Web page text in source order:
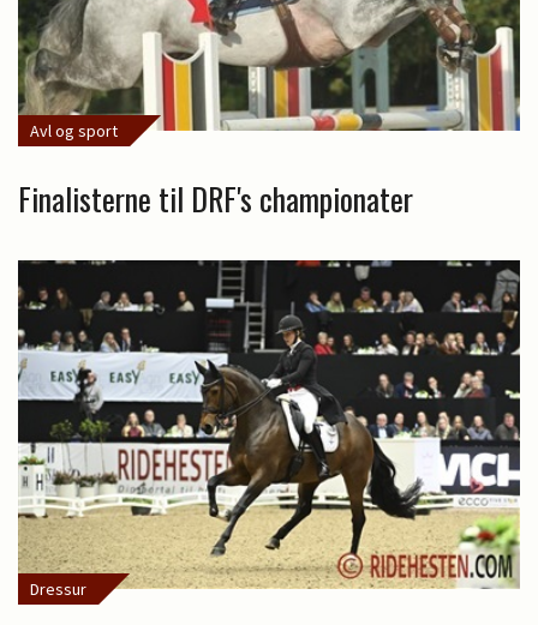
Avl og sport
Finalisterne til DRF's championater
Dressur